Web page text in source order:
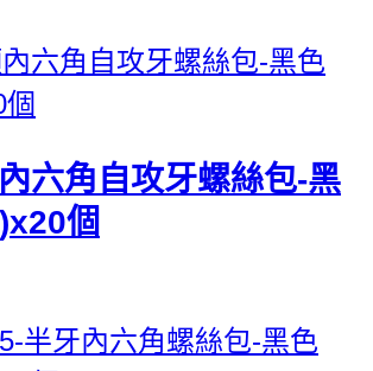
六角自攻牙螺絲包-黑
個